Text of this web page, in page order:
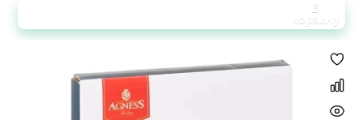
В
корзину